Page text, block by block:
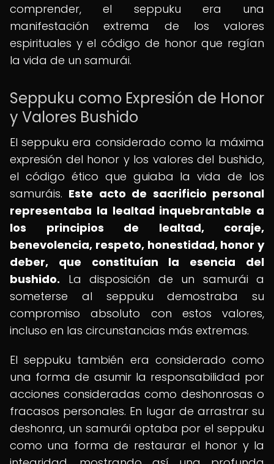
comprender, el seppuku era una
manifestación extrema de los valores
espirituales y el código de honor que regían
la vida de un samurái.
Seppuku como Expresión de Honor
y Valores Bushido
El seppuku era considerado como la máxima
expresión del honor y los valores del bushido,
el código ético que guiaba la vida de los
samuráis. Este acto de sacrificio personal
representaba la lealtad inquebrantable a
los principios de lealtad, coraje,
benevolencia, respeto, honestidad, honor y
deber, que constituían la esencia del
bushido. La disposición de un samurái a
someterse al seppuku demostraba su
compromiso absoluto con estos valores,
incluso en las circunstancias más extremas.
El seppuku también era considerado como
una forma de asumir la responsabilidad por
acciones consideradas como deshonrosas o
fracasos personales. En lugar de arrastrar su
deshonra, un samurái optaba por el seppuku
como una forma de restaurar el honor y la